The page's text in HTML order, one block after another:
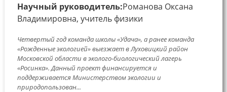
Научный руководитель:Романова Оксана
Владимировна, учитель физики
Четвертый год команда школы «Удача», а ранее команда
«Рожденные экологией» выезжает в Луховицкий район
Московской области в эколого-биологический лагерь
«Росинка». Данный проект финансируется и
поддерживается Министерством экологии и
природопользован...